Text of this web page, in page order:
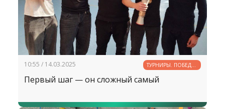
10:55 / 14.03.2025
ТУРНИРЫ. ПОБЕДЫ.
РЕКОРДЫ
Первый шаг — он сложный самый